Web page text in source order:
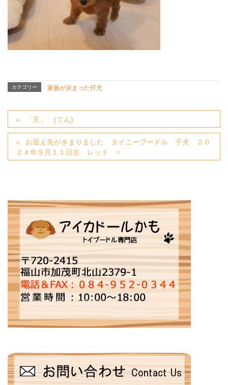
カテゴリー 家族が決まった仔犬
「天」 (てん)
お迎え先がきまりました タイニープードル 子犬 ２０
２４年９月１１日生 レッド ♀